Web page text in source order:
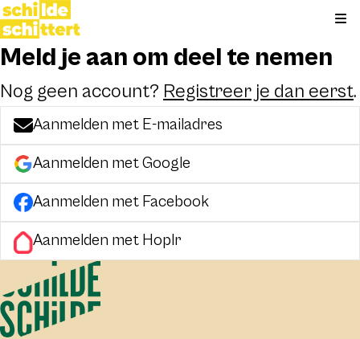
Meld je aan om deel te nemen
Nog geen account? Registreer je dan eerst.
Aanmelden met E-mailadres
Aanmelden met Google
Aanmelden met Facebook
Aanmelden met Hoplr